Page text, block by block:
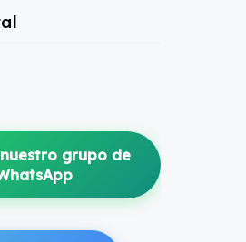
grupo de